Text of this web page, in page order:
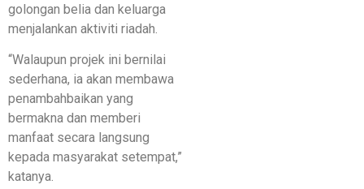
golongan belia dan keluarga
menjalankan aktiviti riadah.
“Walaupun projek ini bernilai
sederhana, ia akan membawa
penambahbaikan yang
bermakna dan memberi
manfaat secara langsung
kepada masyarakat setempat,”
katanya.